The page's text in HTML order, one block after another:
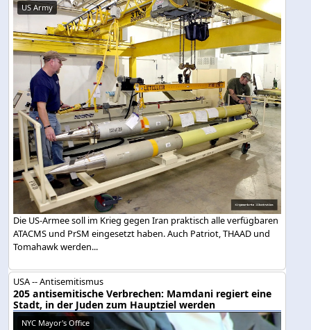
US Army
Die US-Armee soll im Krieg gegen Iran praktisch alle verfügbaren
ATACMS und PrSM eingesetzt haben. Auch Patriot, THAAD und
Tomahawk werden...
USA -- Antisemitismus
205 antisemitische Verbrechen: Mamdani regiert eine
Stadt, in der Juden zum Hauptziel werden
NYC Mayor's Office